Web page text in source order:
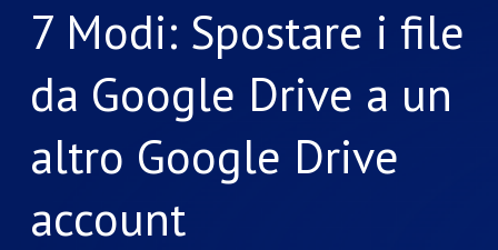
7 Modi: Spostare i file
da Google Drive a un
altro Google Drive
account